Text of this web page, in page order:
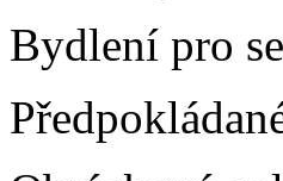
Bydlení pro